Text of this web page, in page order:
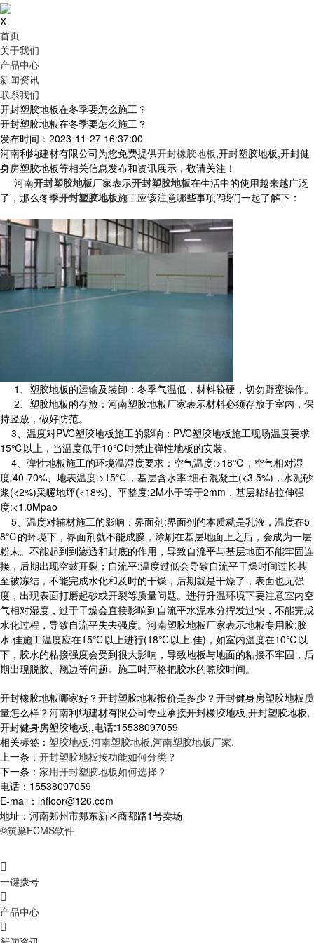
X
首页
关于我们
产品中心
新闻资讯
联系我们
开封塑胶地板在冬季要怎么施工？
开封塑胶地板在冬季要怎么施工？
发布时间：2023-11-27 16:37:00
河南利纳建材有限公司为您免费提供开封橡胶地板,开封塑胶地板,开封健
身房塑胶地板等相关信息发布和资讯展示，敬请关注！
河南开封塑胶地板厂家表示开封塑胶地板在生活中的使用越来越广泛
了，那么冬季开封塑胶地板施工应该注意哪些事项?我们一起了解下：
1、塑胶地板的运输及装卸：冬季气温低，材料较硬，切勿野蛮操作。
2、塑胶地板的存放：河南塑胶地板厂家表示材料必须存放于室内，保
持竖放，做好防范。
3、温度对PVC塑胶地板施工的影响：PVC塑胶地板施工现场温度要求
15℃以上，当温度低于10℃时禁止弹性地板的安装。
4、弹性地板施工的环境温湿度要求：空气温度:>18℃，空气相对湿
度:40-70%、地表温度:>15℃，基层含水率:细石混凝土(<3.5%)，水泥砂
浆(<2%)采暖地坪(<18%)、平整度:2M小于等于2mm，基层粘结拉伸强
度:<1.0Mpao
5、温度对辅材施工的影响：界面剂:界面剂的本质就是乳液，温度在5-
8℃的环境下，界面剂就不能成膜，涂刷在基层地面上之后，会成为一层
粉末。不能起到到渗透和封底的作用，导致自流平与基层地面不能牢固连
接，后期出现空鼓开裂；自流平:温度过低会导致自流平干燥时间过长甚
至被冻结，不能完成水化和及时的干燥，后期就是干燥了，表面也无强
度，出现表面打磨起砂或开裂等质量问题。进行升温环境下要注意室内空
气相对湿度，过于干燥会直接影响到自流平水泥水分挥发过快，不能完成
水化过程，导致自流平失去强度。河南塑胶地板厂家表示地板专用胶:胶
水.佳施工温度应在15℃以上进行(18℃以上.佳)，如室内温度在10℃以
下，胶水的粘接强度会受到很大影响，导致地板与地面的粘接不牢固，后
期出现脱胶、翘边等问题。施工时严格把胶水的晾胶时间。
开封橡胶地板哪家好？开封塑胶地板报价是多少？开封健身房塑胶地板质
量怎么样？河南利纳建材有限公司专业承接开封橡胶地板,开封塑胶地板,
开封健身房塑胶地板,,电话:15538097059
相关标签： 塑胶地板,河南塑胶地板,河南塑胶地板厂家,
上一条： 开封塑胶地板按功能如何分类？
下一条： 家用开封塑胶地板如何选择？
电话：15538097059
E-mail：lnfloor@126.com
地址：河南郑州市郑东新区商都路1号卖场
©筑巢ECMS软件

一键拨号

产品中心
